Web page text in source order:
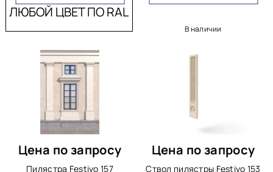
ЛЮБОЙ ЦВЕТ ПО RAL
В наличии
Цена по запросу
Пилястра Festivo 157
Цена по запросу
Ствол пилястры Festivo 153